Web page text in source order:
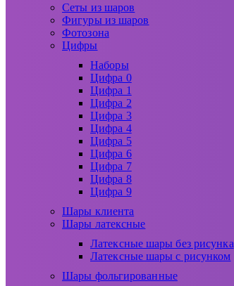
Сеты из шаров
Фигуры из шаров
Фотозона
Цифры
Наборы
Цифра 0
Цифра 1
Цифра 2
Цифра 3
Цифра 4
Цифра 5
Цифра 6
Цифра 7
Цифра 8
Цифра 9
Шары клиента
Шары латексные
Латексные шары без рисунка
Латексные шары с рисунком
Шары фольгированные